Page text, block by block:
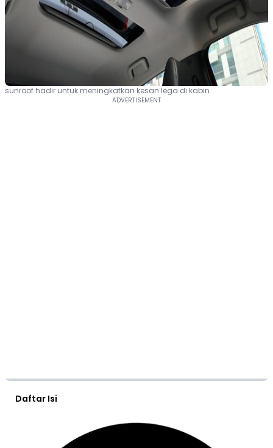
sunroof hadir untuk meningkatkan kesan lega di kabin
Daftar Isi